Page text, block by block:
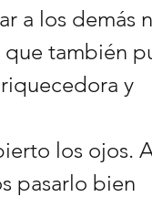
a los demás
que también
y
los ojos.
pasarlo bien